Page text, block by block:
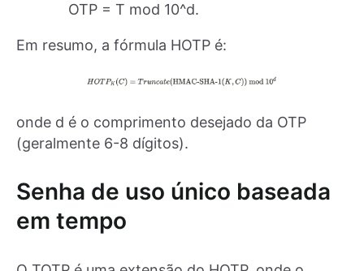
OTP = T mod 10^d.
Em resumo, a fórmula HOTP é:
onde d é o comprimento desejado da OTP
(geralmente 6-8 dígitos).
Senha de uso único baseada
em tempo